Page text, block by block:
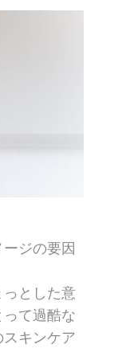
ジの要因
とした意
て過酷な
キンケア